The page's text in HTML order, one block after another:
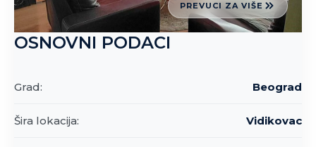
PREVUCI ZA VIŠE
OSNOVNI PODACI
Grad: Beograd
Šira lokacija: Vidikovac